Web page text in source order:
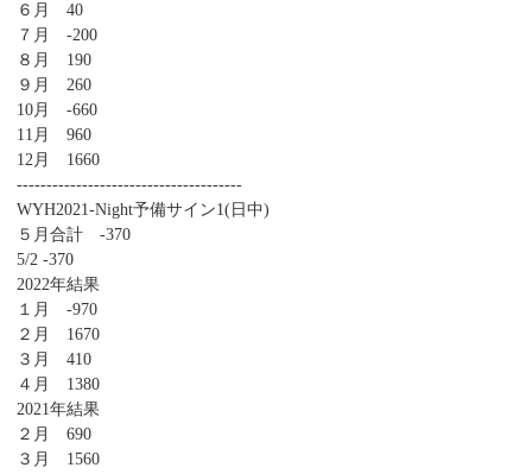
６月 40
７月 -200
８月 190
９月 260
10月 -660
11月 960
12月 1660
--------------------------------------
WYH2021-Night予備サイン1(日中)
５月合計 -370
5/2 -370
2022年結果
１月 -970
２月 1670
３月 410
４月 1380
2021年結果
２月 690
３月 1560